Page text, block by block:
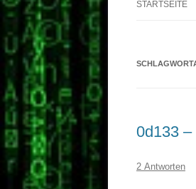
STARTSEITE
0d133
2 Antworten